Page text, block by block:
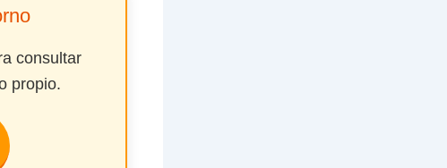
consultar
propio.